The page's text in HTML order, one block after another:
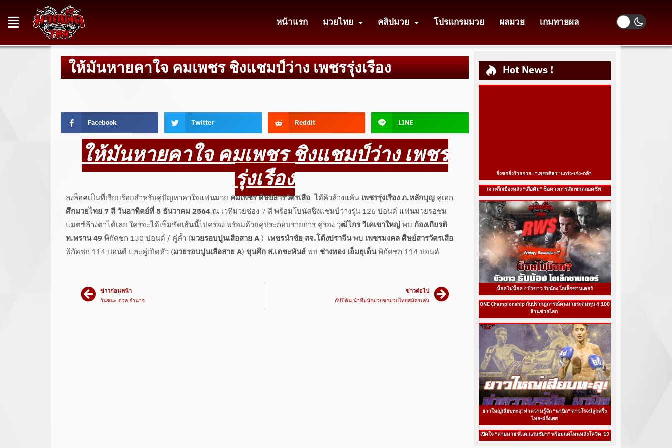
หน้าแรก มวยไทย คลิปมวย โปรแกรมมวย ผลมวย เกมทายผล
ให้มันหายคาใจ คมเพชร ชิงแชมป์ว่าง เพชรรุ่งเรือง
Facebook Twitter Reddit LINE
ให้มันหายคาใจ คมเพชร ชิงแชมป์ว่าง เพชร
รุ่งเรือง
ลงล็อคเป็นที่เรียบร้อยสำหรับคู่ปัญหาคาใจแฟนมวย คมเพชร ศิษย์สารวัตรเสือ ได้คิวล้างแค้น เพชรรุ่งเรือง ภ.หลักบุญ คู่เอก
ศึกมวยไทย 7 สีวันอาทิตย์ที่ 5 ธันวาคม 2564 ณ เวทีมวยช่อง 7 สี พร้อมโบนัสชิงแชมป์ว่างรุ่น 126 ปอนด์ แฟนมวยรอชม
แมตซ์ล้างตาได้เลย ใครจะได้เข็มขัดเส้นนี้ไปครอง พร้อมด้วยคู่ประกอบรายการ คู่รอง วุฒิไกร วีเคเขาใหญ่พบ ก้องเกียรติ
ท.พราน 49พิกัดชก 130 ปอนด์ / คู่ค้ำ (มวยรอบปูนเสือสาย A) เพชรนำชัย สจ.โต้งปราจีนพบ เพชรมงคล ศิษย์สารวัตรเสือ
พิกัดชก 114 ปอนด์ และคู่เปิดหัว (มวยรอบปูนเสือสาย A) ขุนศึก ส.เดชะพันธ์พบ ช่างทอง เอ็มยุเด็นพิกัดชก 114 ปอนด์
ข่าวก่อนหน้า
วันชนะ ดวล อำนาจ
ข่าวต่อไป
กัปปิตัน นำทีมนักมวยชกมวยไทยสมัครเล่น
Hot News !
ยิ่งชกยิ่งร้ายกาจ ! “เพชรศิลา” แกร่ง-เก่ง-กล้า
เจาะลึกเบื้องหลัง “เสือคิม” ช็อควงการเลิกชกตลอดชีพ
น็อคไม่น็อค ? บัวขาว รับน้อง โอเล็กซานเดอร์
ONE Championship กับปรากฏการณ์คนมวยระดมทุน 4,100
ล้านช่วยโลก
ยาวใหญ่เสียบทะลุ! ทำความรู้จัก “นาบิล” ดาวโรจน์ลูกครึ่ง
ไทย-ฝรั่งเศส
เปิดใจ “ค่ายมวย พี.เค.แสนชัยฯ” พร้อมแค่ไหนหลังโควิด-19